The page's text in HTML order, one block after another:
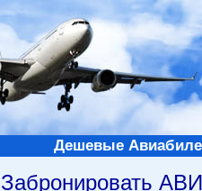
Дешевые
Забронировать